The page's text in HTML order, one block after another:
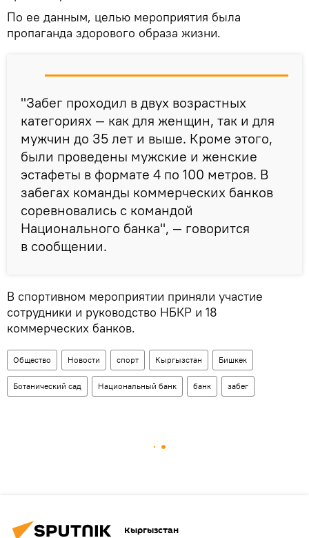
По ее данным, целью мероприятия была
пропаганда здорового образа жизни.
"Забег проходил в двух возрастных
категориях — как для женщин, так и для
мужчин до 35 лет и выше. Кроме этого,
были проведены мужские и женские
эстафеты в формате 4 по 100 метров. В
забегах команды коммерческих банков
соревновались с командой
Национального банка", — говорится
в сообщении.
В спортивном мероприятии приняли участие
сотрудники и руководство НБКР и 18
коммерческих банков.
Общество Новости спорт Кыргызстан Бишкек
Ботанический сад Национальный банк банк забег
Кыргызстан